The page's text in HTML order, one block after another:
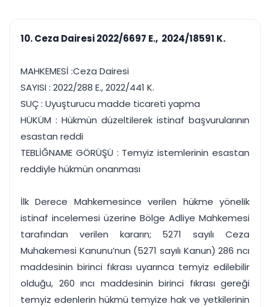
Duruşma ve görev
takvimi
Bildirim
takibi
Tek panelde uçtan uca yönetim
UYAP & UETS entegrasyonundan finansa, hepsi bir arada.
Tüm özellikleri inceleyin
10. Ceza Dairesi 2022/6697 E., 2024/18591 K.
MAHKEMESİ :Ceza Dairesi
SAYISI : 2022/288 E., 2022/441 K.
SUÇ : Uyuşturucu madde ticareti yapma
HÜKÜM : Hükmün düzeltilerek istinaf başvurularının
esastan reddi
TEBLİĞNAME GÖRÜŞÜ : Temyiz istemlerinin esastan
reddiyle hükmün onanması
İlk Derece Mahkemesince verilen hükme yönelik
istinaf incelemesi üzerine Bölge Adliye Mahkemesi
tarafından verilen kararın; 5271 sayılı Ceza
Muhakemesi Kanunu’nun (5271 sayılı Kanun) 286 ncı
maddesinin birinci fıkrası uyarınca temyiz edilebilir
olduğu, 260 ıncı maddesinin birinci fıkrası gereği
temyiz edenlerin hükmü temyize hak ve yetkilerinin